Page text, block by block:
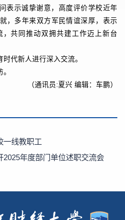
表示诚挚谢意，高度评价学校近年
，多年来双方军民情谊深厚，表示
共同推动双拥共建工作迈上新台
代新人进行深入交流。
（通讯员:夏兴 编辑：车鹏）
一线教职工
2025年度部门单位述职交流会